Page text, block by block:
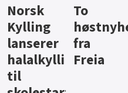
Knalltall
for Açai
Bowl
Aass vil
bli
førstevalg
i lite-